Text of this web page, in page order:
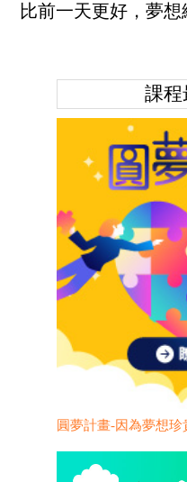
課程
圓夢計畫-因為夢想珍
比前一天更好，夢想